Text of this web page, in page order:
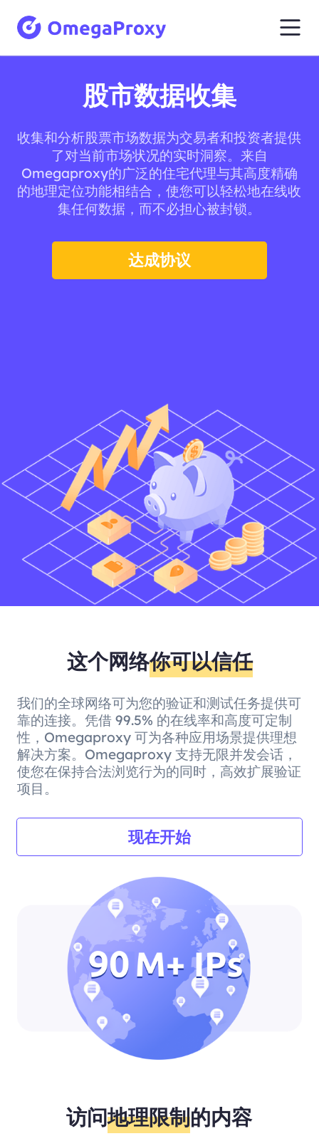
股市数据收集
收集和分析股票市场数据为交易者和投资者提供
了对当前市场状况的实时洞察。来自
Omegaproxy的广泛的住宅代理与其高度精确
的地理定位功能相结合，使您可以轻松地在线收
集任何数据，而不必担心被封锁。
达成协议
这个网络你可以信任
我们的全球网络可为您的验证和测试任务提供可
靠的连接。凭借 99.5% 的在线率和高度可定制
性，Omegaproxy 可为各种应用场景提供理想
解决方案。Omegaproxy 支持无限并发会话，
使您在保持合法浏览行为的同时，高效扩展验证
项目。
现在开始
访问地理限制的内容